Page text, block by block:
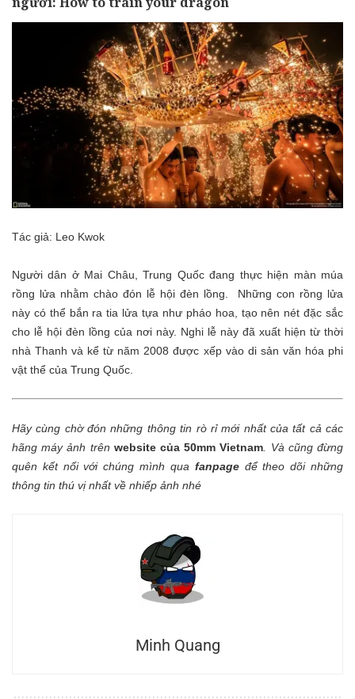
Tác giả: Leo Kwok
Người dân ở Mai Châu, Trung Quốc đang thực hiện màn múa
rồng lửa nhằm chào đón lễ hội đèn lồng. Những con rồng lửa
này có thể bắn ra tia lửa tựa như pháo hoa, tạo nên nét đặc sắc
cho lễ hội đèn lồng của nơi này. Nghi lễ này đã xuất hiện từ thời
nhà Thanh và kể từ năm 2008 được xếp vào di sản văn hóa phi
vật thể của Trung Quốc.
Hãy cùng chờ đón những thông tin rò rỉ mới nhất của tất cả các
hãng máy ảnh trên website của 50mm Vietnam. Và cũng đừng
quên kết nối với chúng mình qua fanpageđể theo dõi những
thông tin thú vị nhất về nhiếp ảnh nhé
Minh Quang